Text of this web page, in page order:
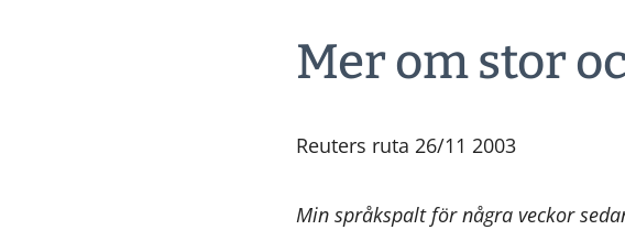
Mer om stor
Reuters ruta 26/11 2003
Min språkspalt för några veckor